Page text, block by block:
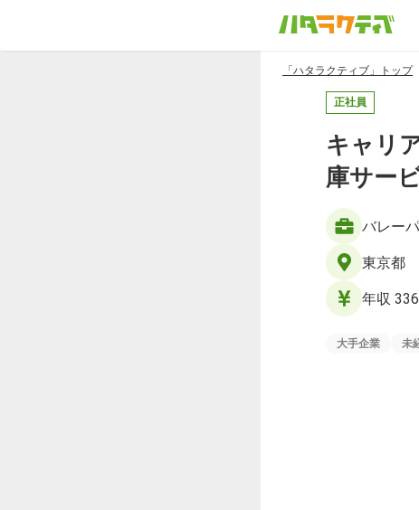
「ハタラクティブ」トップ
正社員
キャリ
庫サー
バレー
東京都
年収
大手企業 未